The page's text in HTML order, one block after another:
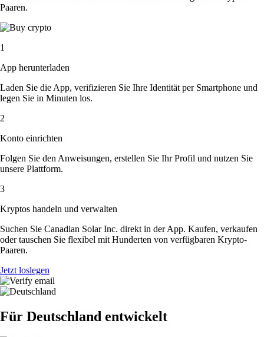
Paaren.
1
App herunterladen
Laden Sie die App, verifizieren Sie Ihre Identität per Smartphone und
legen Sie in Minuten los.
2
Konto einrichten
Folgen Sie den Anweisungen, erstellen Sie Ihr Profil und nutzen Sie
unsere Plattform.
3
Kryptos handeln und verwalten
Suchen Sie Canadian Solar Inc. direkt in der App. Kaufen, verkaufen
oder tauschen Sie flexibel mit Hunderten von verfügbaren Krypto-
Paaren.
Jetzt loslegen
Für Deutschland entwickelt